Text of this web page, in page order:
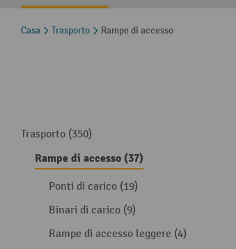
Casa Trasporto Rampe di accesso
Trasporto (350)
Rampe di accesso (37)
Ponti di carico (19)
Binari di carico (9)
Rampe di accesso leggere (4)